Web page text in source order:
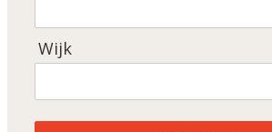
Wijk